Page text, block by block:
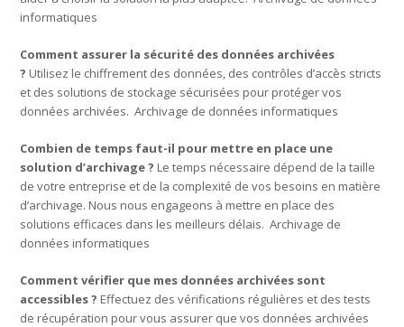
informatiques
Comment assurer la sécurité des données archivées
? Utilisez le chiffrement des données, des contrôles d’accès stricts
et des solutions de stockage sécurisées pour protéger vos
données archivées. Archivage de données informatiques
Combien de temps faut-il pour mettre en place une
solution d’archivage ? Le temps nécessaire dépend de la taille
de votre entreprise et de la complexité de vos besoins en matière
d’archivage. Nous nous engageons à mettre en place des
solutions efficaces dans les meilleurs délais. Archivage de
données informatiques
Comment vérifier que mes données archivées sont
accessibles ? Effectuez des vérifications régulières et des tests
de récupération pour vous assurer que vos données archivées